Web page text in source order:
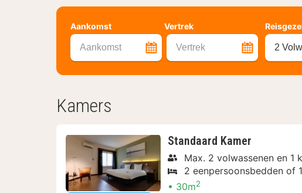
Aankomst Vertrek
Aankomst Vertrek 2
Kamers
Standaard Kamer
Max. 2 volwassenen en 1
2 eenpersoonsbedden of
30m2